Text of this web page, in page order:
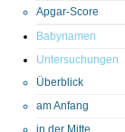
Apgar-Score
Babynamen
Untersuchungen
Überblick
am Anfang
in der Mitte